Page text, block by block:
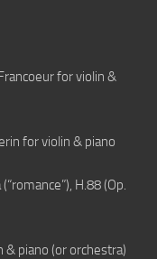
for violin &
for violin & piano
H.88 (Op.
& piano (or orchestra)